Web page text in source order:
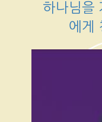
하나님을
에게